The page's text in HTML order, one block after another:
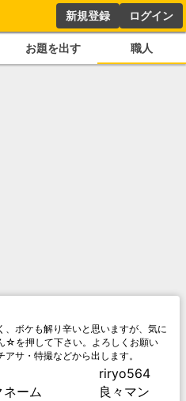
新規登録 ログイン
お題を出す 職人
、ボケも解り辛いと思いますが、気に
☆を押して下さい。よろしくお願い
サ・特撮などから出します。
riryo564
ネーム
良々マン